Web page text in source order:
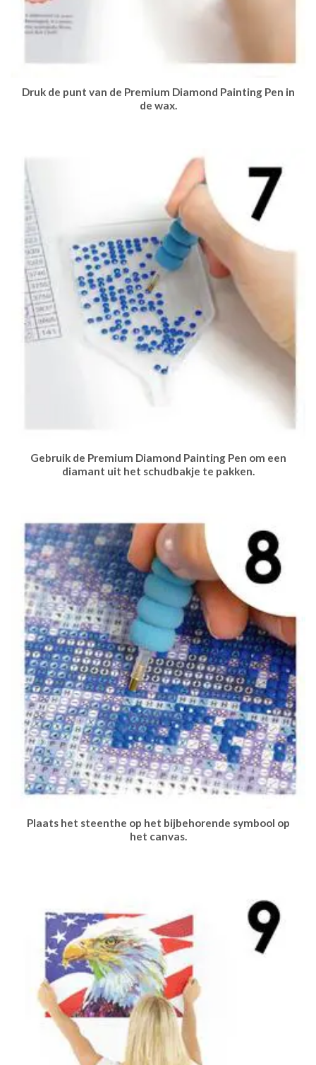
Druk de punt van de Premium Diamond Painting Pen in
de wax.
Gebruik de Premium Diamond Painting Pen om een
diamant uit het schudbakje te pakken.
Plaats het steenthe op het bijbehorende symbool op
het canvas.